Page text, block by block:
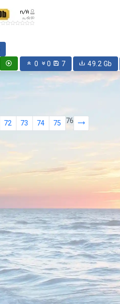
0
0 7 49.2 Gb
72 73 74 75 76